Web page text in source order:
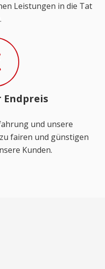
Leistungen in die Tat
Endpreis
und unsere
fairen und günstigen
Kunden.